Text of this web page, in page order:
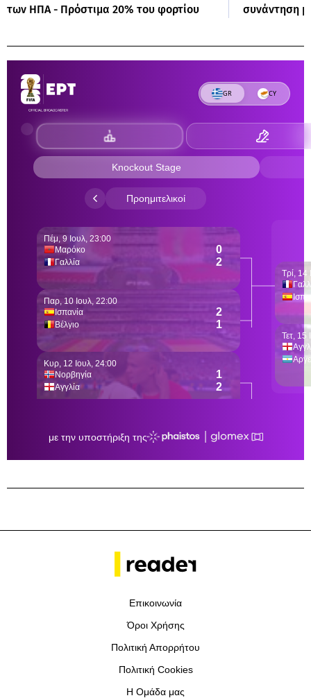
των ΗΠΑ - Πρόστιμα 20% του φορτίου
συνάντηση
Επικοινωνία
Όροι Χρήσης
Πολιτική Απορρήτου
Πολιτική Cookies
Η Ομάδα μας